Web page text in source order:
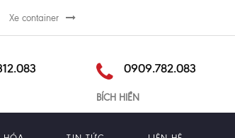
Xe container
0909.782.083
BÍCH HIỀN